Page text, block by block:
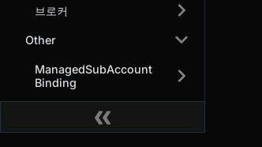
브로커
Other
ManagedSubAccount
Binding